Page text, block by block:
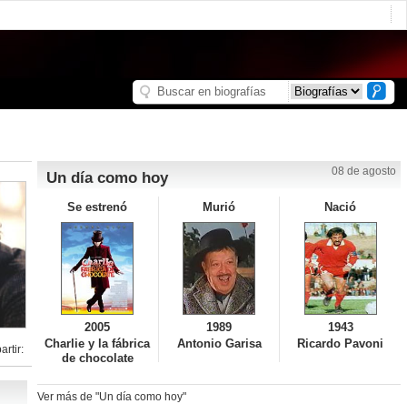
Un día como hoy 08 de agosto
Se estrenó
2005
Charlie y la fábrica
de chocolate
Murió
1989
Antonio Garisa
Nació
1943
Ricardo Pavoni
Ver más de "Un día como hoy"